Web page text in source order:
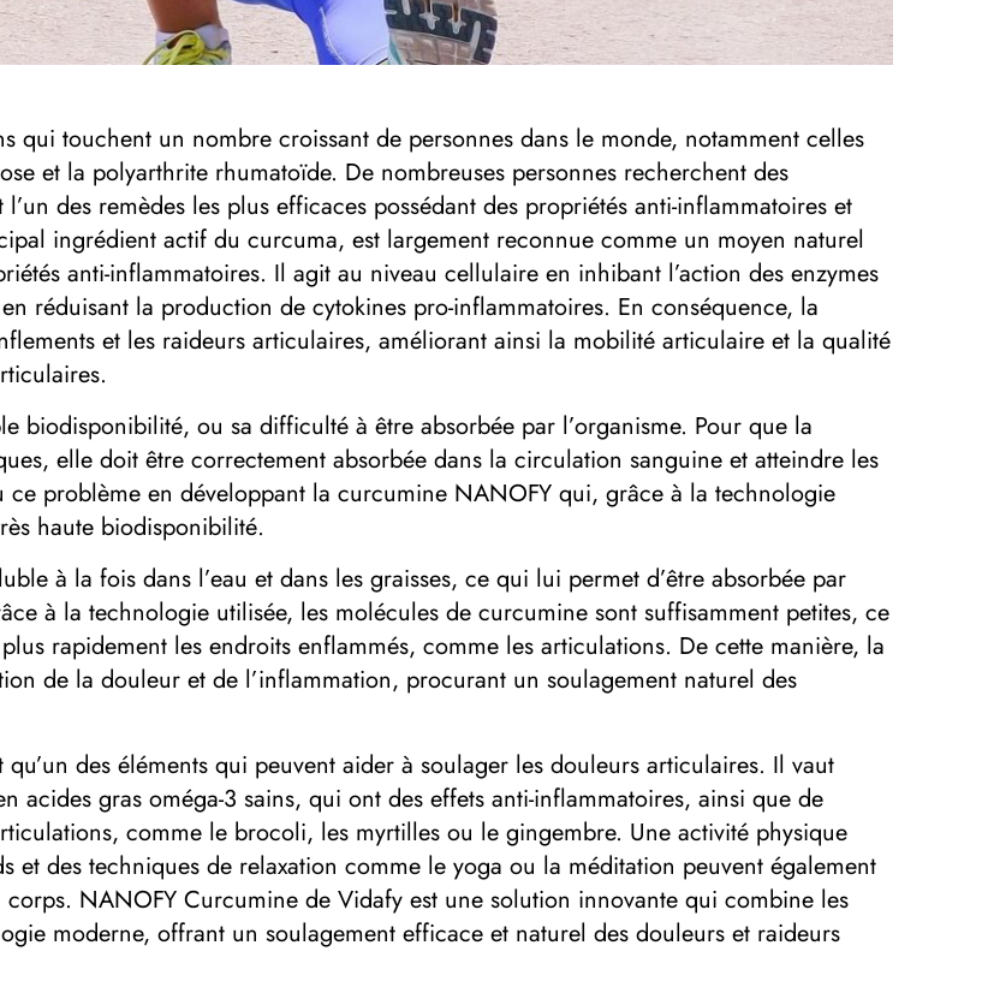
qui touchent un nombre croissant de personnes dans le monde, notamment celles
et la polyarthrite rhumatoïde. De nombreuses personnes recherchent des
des remèdes les plus efficaces possédant des propriétés anti-inflammatoires et
ingrédient actif du curcuma, est largement reconnue comme un moyen naturel
anti-inflammatoires. Il agit au niveau cellulaire en inhibant l’action des enzymes
réduisant la production de cytokines pro-inflammatoires. En conséquence, la
et les raideurs articulaires, améliorant ainsi la mobilité articulaire et la qualité
biodisponibilité, ou sa difficulté à être absorbée par l’organisme. Pour que la
elle doit être correctement absorbée dans la circulation sanguine et atteindre les
problème en développant la curcumine NANOFY qui, grâce à la technologie
haute biodisponibilité.
à la fois dans l’eau et dans les graisses, ce qui lui permet d’être absorbée par
à la technologie utilisée, les molécules de curcumine sont suffisamment petites, ce
rapidement les endroits enflammés, comme les articulations. De cette manière, la
de la douleur et de l’inflammation, procurant un soulagement naturel des
des éléments qui peuvent aider à soulager les douleurs articulaires. Il vaut
acides gras oméga-3 sains, qui ont des effets anti-inflammatoires, ainsi que de
comme le brocoli, les myrtilles ou le gingembre. Une activité physique
des techniques de relaxation comme le yoga ou la méditation peuvent également
NANOFY Curcumine de Vidafy est une solution innovante qui combine les
moderne, offrant un soulagement efficace et naturel des douleurs et raideurs